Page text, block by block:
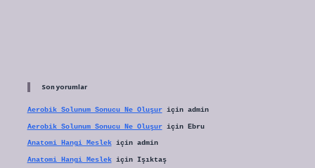
Son yorumlar
Aerobik Solunum Sonucu Ne Oluşuriçin admin
Aerobik Solunum Sonucu Ne Oluşuriçin Ebru
Anatomi Hangi Meslekiçin admin
Anatomi Hangi Meslekiçin Işıktaş